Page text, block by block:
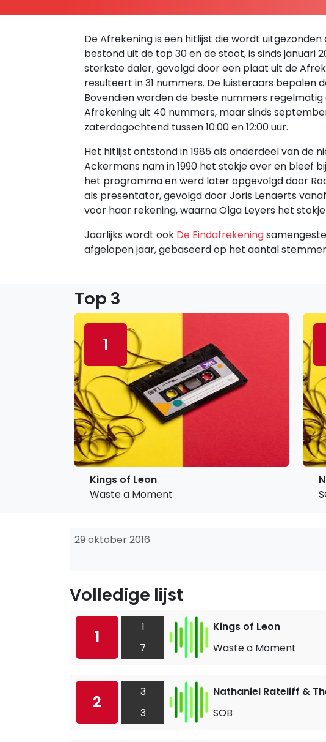
De Afrekening is een hitlijst die wordt uitgezonden
bestond uit de top 30 en de stoot, is sinds januari
sterkste daler, gevolgd door een plaat uit de
resulteert in 31 nummers. De luisteraars
Bovendien worden de beste nummers
Afrekening uit 40 nummers, maar sinds
zaterdagochtend tussen 10:00 en 12:00 uur.
Het hitlijst ontstond in 1985 als onderdeel van de
Ackermans nam in 1990 het stokje over en bleef
het programma en werd later opgevolgd door
als presentator, gevolgd door Joris Lenaerts
voor haar rekening, waarna Olga Leyers het
Jaarlijks wordt ook De Eindafrekening
afgelopen jaar, gebaseerd op het aantal
Top 3
1
Kings of Leon
Waste a Moment
29 oktober 2016
Volledige lijst
1
1
7
Kings of Leon
Waste a Moment
2
3
3
Nathaniel Rateliff &
SOB